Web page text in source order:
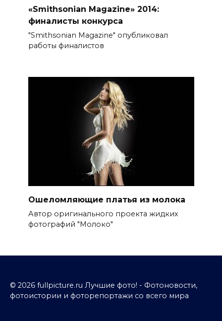
«Smithsonian Magazine» 2014:
финалисты конкурса
"Smithsonian Magazine" опубликовал
работы финалистов
Ошеломляющие платья из молока
Автор оригинального проекта жидких
фотографий "Молоко"
© 2026 fullpicture.ru Лучшие фото! - Фотоновости,
фотоистории и фоторепортажи со всего мира